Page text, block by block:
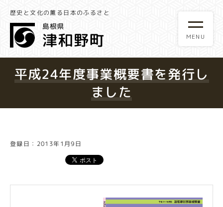
歴史と文化の薫る日本のふるさと
平成24年度事業概要書を発行し
ました
登録日：2013年1月9日